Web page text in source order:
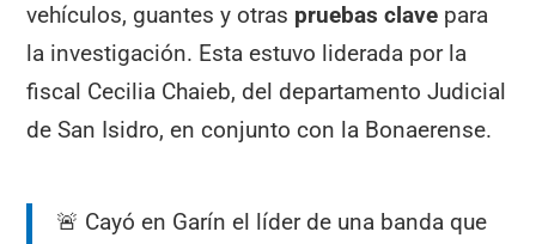
vehículos, guantes y otras pruebas clave para
la investigación. Esta estuvo liderada por la
fiscal Cecilia Chaieb, del departamento Judicial
de San Isidro, en conjunto con la Bonaerense.
🚨 Cayó en Garín el líder de una banda que